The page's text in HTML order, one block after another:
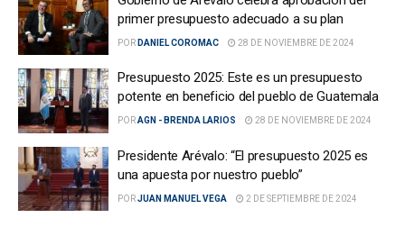
primer presupuesto adecuado a su plan
POR DANIEL COROMAC 28 DE NOVIEMBRE DE 2024
Presupuesto 2025: Este es un presupuesto
potente en beneficio del pueblo de Guatemala
PORAGN - BRENDA LARIOS 28 DE NOVIEMBRE DE 2024
Presidente Arévalo: “El presupuesto 2025 es
una apuesta por nuestro pueblo”
PORJUAN MANUEL VEGA 2 DE SEPTIEMBRE DE 2024